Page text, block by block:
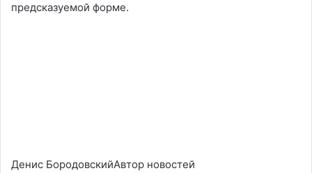
предсказуемой форме.
Денис БородовскийАвтор новостей